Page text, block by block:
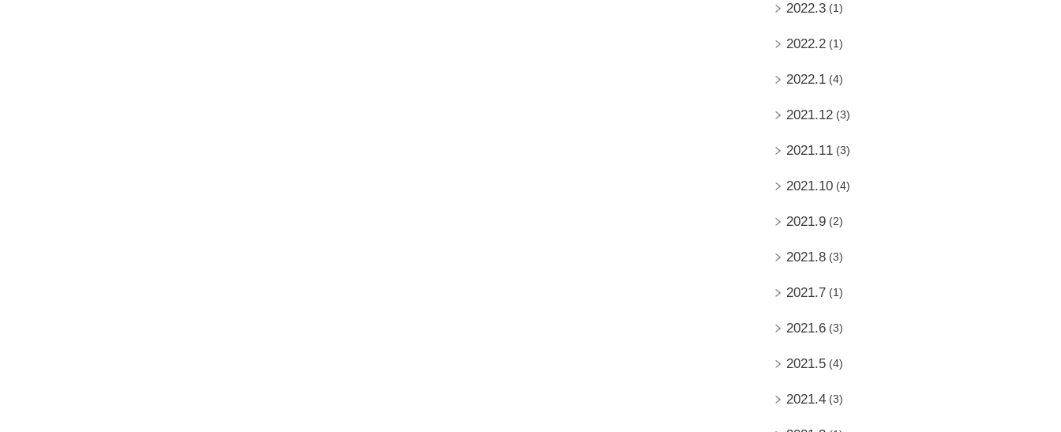
2022.3 (1)
2022.2 (1)
2022.1 (4)
2021.12 (3)
2021.11 (3)
2021.10 (4)
2021.9 (2)
2021.8 (3)
2021.7 (1)
2021.6 (3)
2021.5 (4)
2021.4 (3)